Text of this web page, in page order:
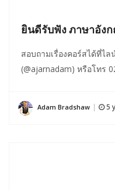
ยินดีรับฟัง ภาษาอังก
สอบถามเรื่องคอร์สได้ที่ไ
(@ajarnadam) หรือโทร
Adam Bradshaw 5